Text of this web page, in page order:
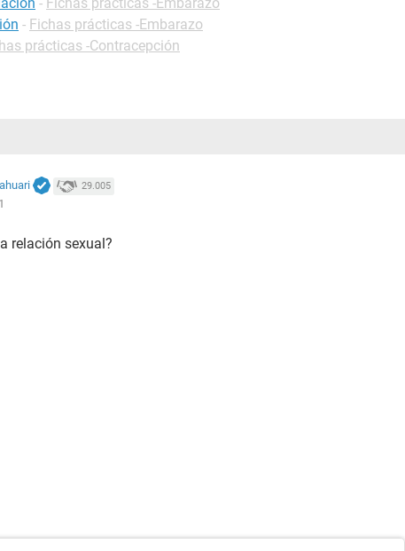
- Fichas prácticas -Embarazo
prácticas -Contracepción
29.005
relación sexual?